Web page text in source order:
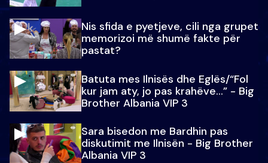
Nis sfida e pyetjeve, cili nga grupet
memorizoi më shumë fakte për
pastat?
Batuta mes Ilnisës dhe Eglës/“Fol
kur jam aty, jo pas krahëve…” - Big
Brother Albania VIP 3
Sara bisedon me Bardhin pas
diskutimit me Ilnisën - Big Brother
Albania VIP 3